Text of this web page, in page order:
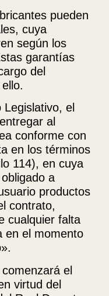
pueden
cuya
según los
garantías
del
el
al
conforme con
en los términos
114), en cuya
a
productos
contrato,
cualquier falta
en el momento
el
virtud del